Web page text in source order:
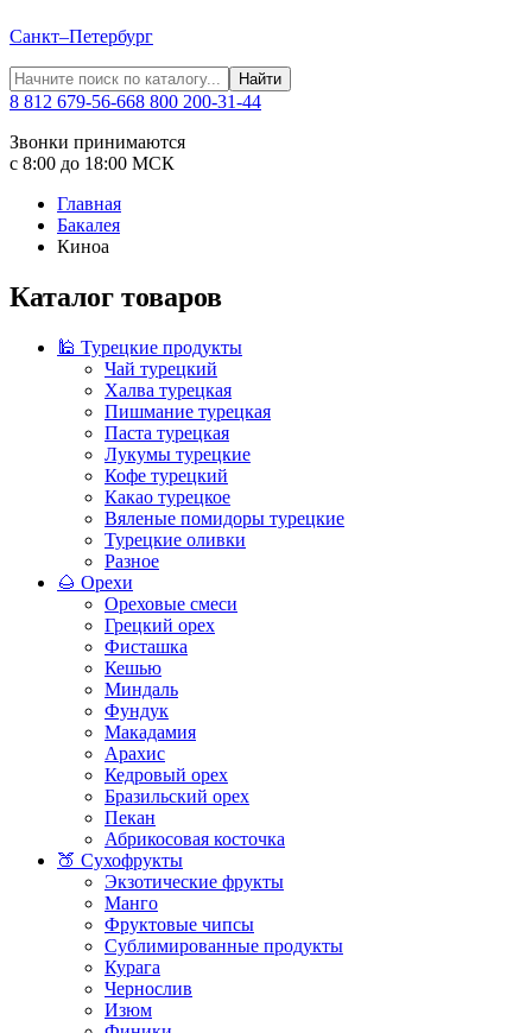
Санкт–Петербург
Найти
8 812 679-56-668 800 200-31-44
Звонки принимаются
с 8:00 до 18:00 МСК
Главная
Бакалея
Киноа
Каталог товаров
🕌 Турецкие продукты
Чай турецкий
Халва турецкая
Пишмание турецкая
Паста турецкая
Лукумы турецкие
Кофе турецкий
Какао турецкое
Вяленые помидоры турецкие
Турецкие оливки
Разное
🌰 Орехи
Ореховые смеси
Грецкий орех
Фисташка
Кешью
Миндаль
Фундук
Макадамия
Арахис
Кедровый орех
Бразильский орех
Пекан
Абрикосовая косточка
🍑 Сухофрукты
Экзотические фрукты
Манго
Фруктовые чипсы
Сублимированные продукты
Курага
Чернослив
Изюм